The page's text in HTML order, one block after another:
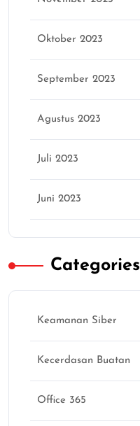
Oktober 2023
September 2023
Agustus 2023
Juli 2023
Juni 2023
Categories
Keamanan Siber
Kecerdasan Buatan
Office 365